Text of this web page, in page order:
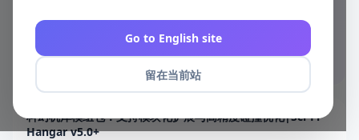
Go to English site
留在当前站
科幻机库模组包：支持模块化扩展与高精度碰撞优化|Sci-Fi
Hangar v5.0+